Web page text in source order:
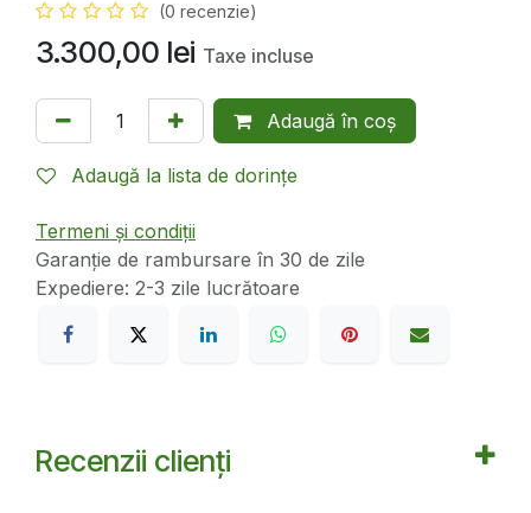
(0 recenzie)
3.300,00 lei Taxe incluse
Adaugă în coș
Adaugă la lista de dorințe
Termeni și condiții
Garanție de rambursare în 30 de zile
Expediere: 2-3 zile lucrătoare
Recenzii clienți